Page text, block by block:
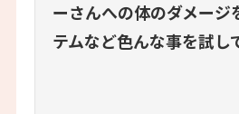
ーさんへの体のダメージ
テムなど色んな事を試し